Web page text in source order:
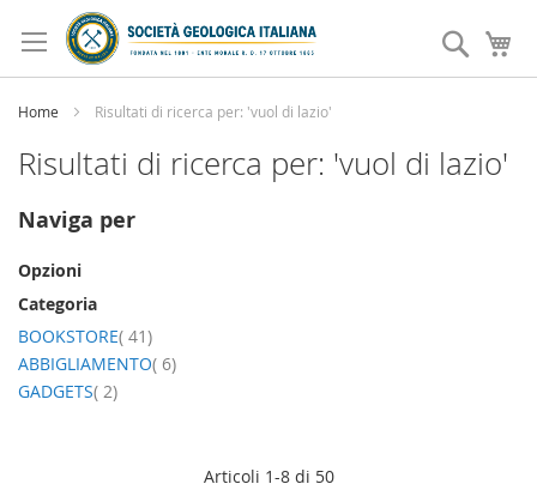
al
contenuto
Search
Home Risultati di ricerca per: 'vuol di lazio'
Risultati di ricerca per: 'vuol di lazio'
Articoli 1-8di 50
Naviga per
Opzioni
Categoria
BOOKSTORE 41elemento
ABBIGLIAMENTO 6elemento
GADGETS 2elemento